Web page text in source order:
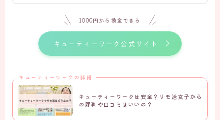
1000円から換金できる
キューティーワーク公式サイト
キューティーワークの詳細
キューティーワークは安全？リモ活女子から
の評判や口コミはいいの？